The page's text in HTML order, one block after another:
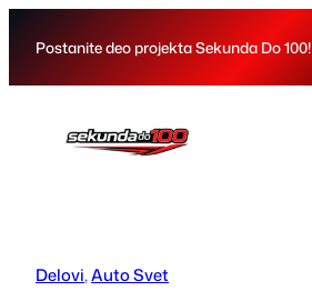
Postanite deo projekta Sekunda Do 100!
Delovi, Auto Svet